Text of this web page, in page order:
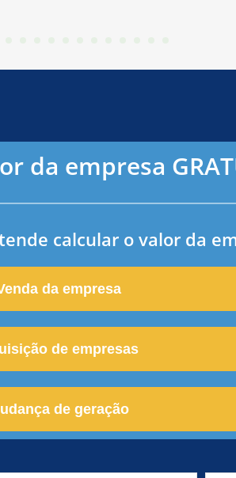
da empresa
calcular o valor da
da empresa
de empresas
de geração